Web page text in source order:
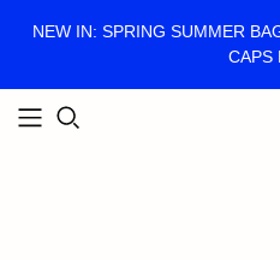
NEW IN: SPRING SUMMER
CAPS